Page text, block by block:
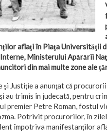
aflaţi în Piaţa Universităţii
Ministerului Apărării
din mai multe zone ale
şi Justiţie a anunţat că
au trimis în judecată, pentru
premier Petre Roman, fostul
Potrivit procurorilor, în
împotriva manifestanţilor